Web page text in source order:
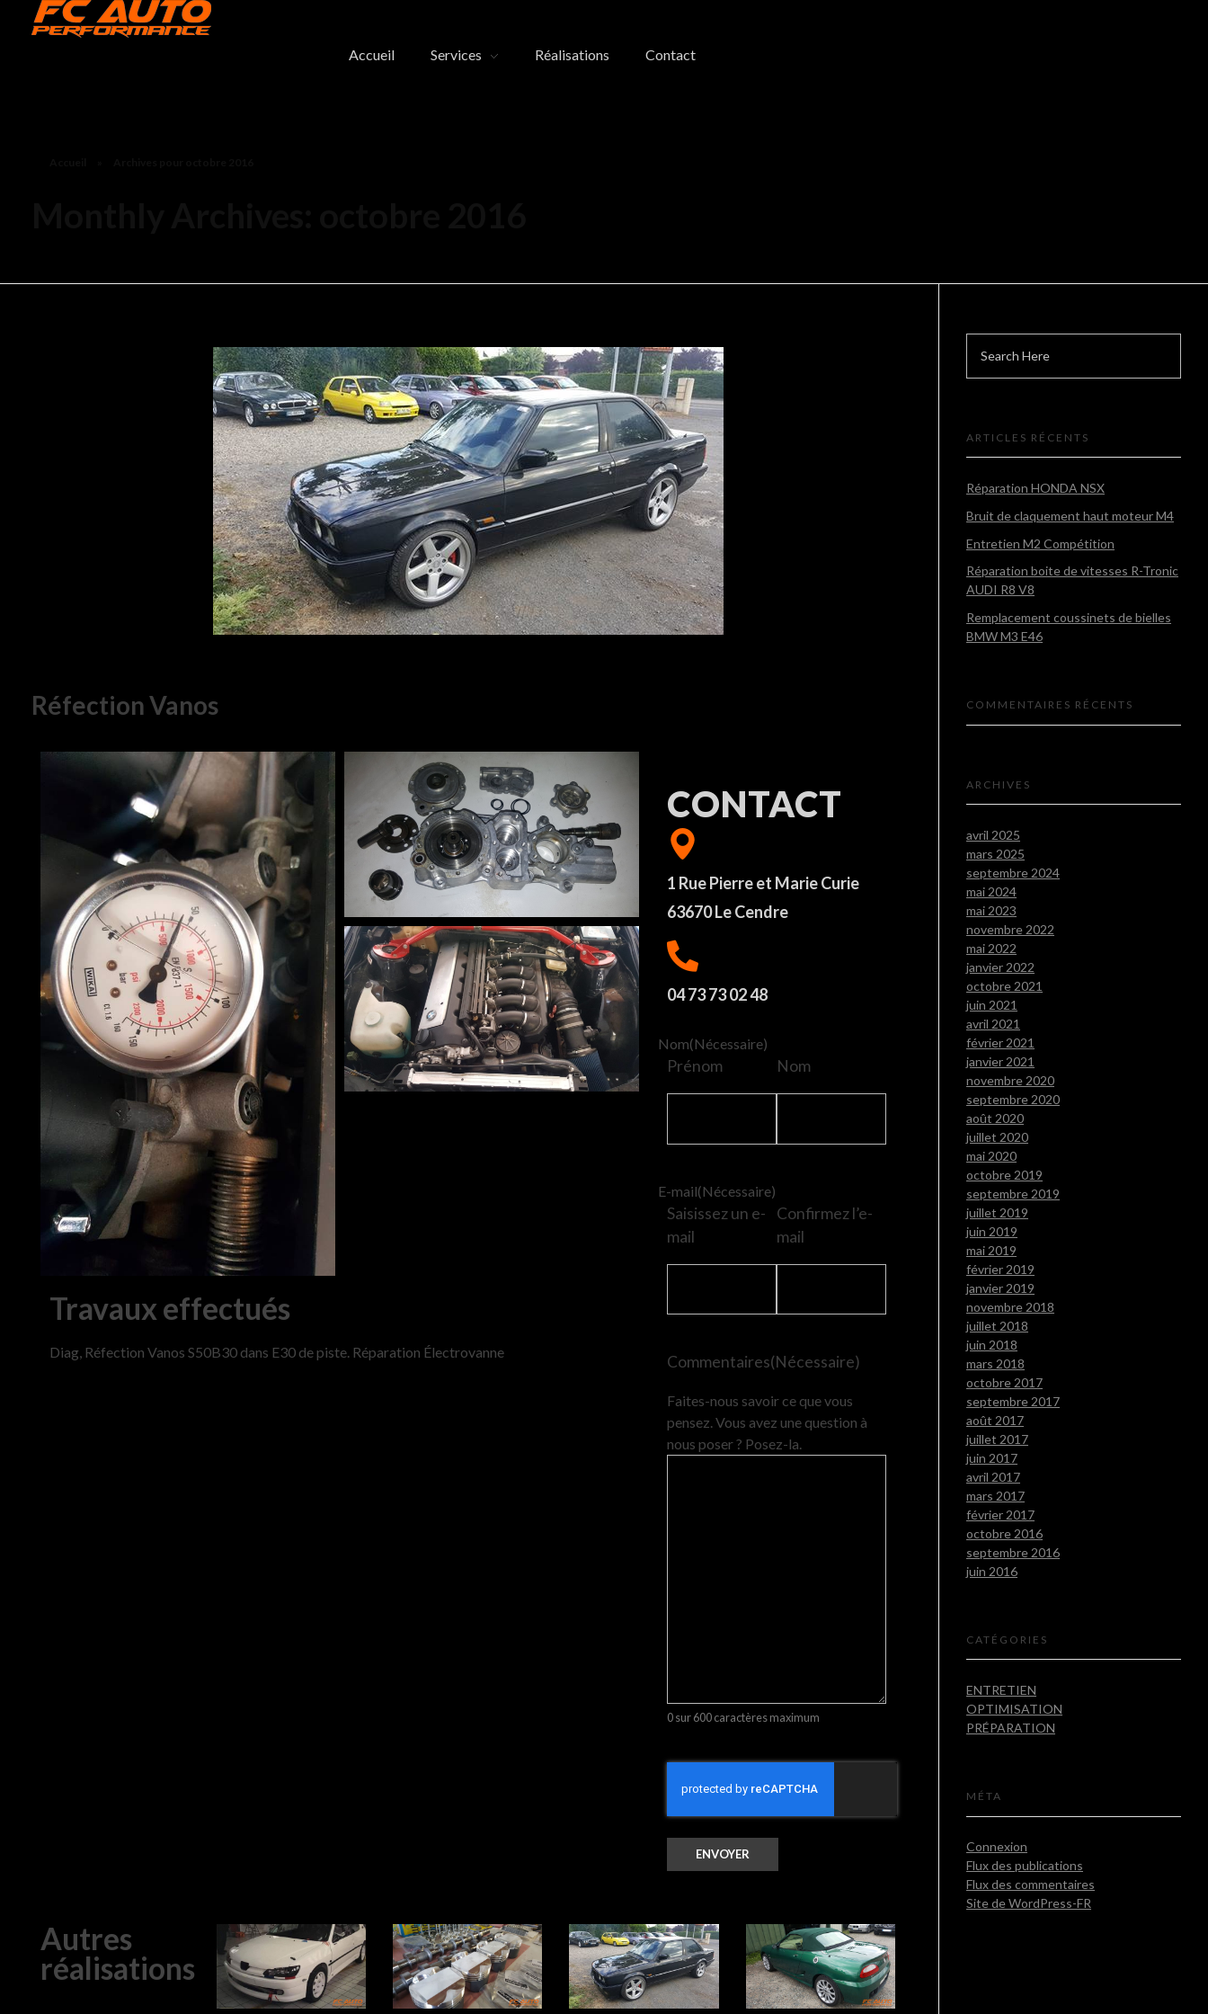
Accueil Services Réalisations Contact
Réfection Vanos
Travaux effectués
Diag, Réfection Vanos S50B30 dans E30 de piste. Réparation Électrovanne
CONTACT
1 Rue Pierre et Marie Curie
63670 Le Cendre
04 73 73 02 48
Nom(Nécessaire)
Prénom Nom
E-mail(Nécessaire)
Saisissez un e-
mail
Confirmez l’e-
mail
Commentaires(Nécessaire)
Faites-nous savoir ce que vous
pensez. Vous avez une question à
nous poser ? Posez-la.
0 sur 600 caractères maximum
Autres
réalisations
ARTICLES RÉCENTS
Réparation HONDA NSX
Bruit de claquement haut moteur M4
Entretien M2 Compétition
Réparation boite de vitesses R-Tronic
AUDI R8 V8
Remplacement coussinets de bielles
BMW M3 E46
COMMENTAIRES RÉCENTS
ARCHIVES
avril 2025
mars 2025
septembre 2024
mai 2024
mai 2023
novembre 2022
mai 2022
janvier 2022
octobre 2021
juin 2021
avril 2021
février 2021
janvier 2021
novembre 2020
septembre 2020
août 2020
juillet 2020
mai 2020
octobre 2019
septembre 2019
juillet 2019
juin 2019
mai 2019
février 2019
janvier 2019
novembre 2018
juillet 2018
juin 2018
mars 2018
octobre 2017
septembre 2017
août 2017
juillet 2017
juin 2017
avril 2017
mars 2017
février 2017
octobre 2016
septembre 2016
juin 2016
CATÉGORIES
ENTRETIEN
OPTIMISATION
PRÉPARATION
MÉTA
Connexion
Flux des publications
Flux des commentaires
Site de WordPress-FR